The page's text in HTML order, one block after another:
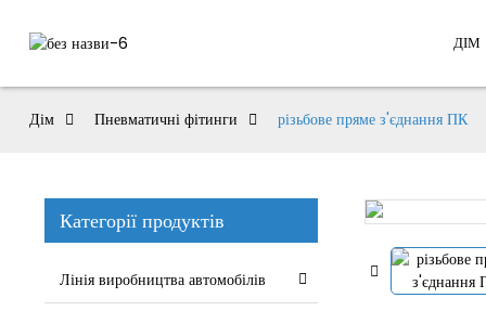
ДІМ
Дім Пневматичні фітинги різьбове пряме з'єднання ПК
Категорії продуктів
Лінія виробництва автомобілів